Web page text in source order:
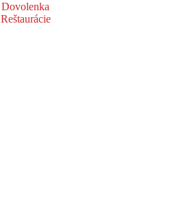
Dovolenka
Reštaurácie